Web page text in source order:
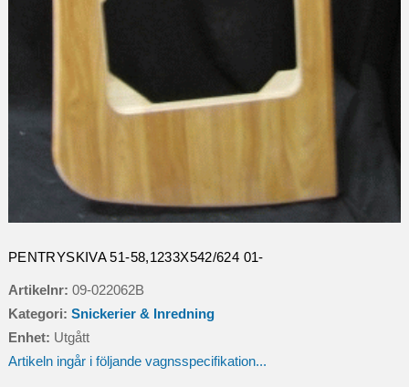
PENTRYSKIVA 51-58,1233X542/624 01-
Artikelnr: 09-022062B
Kategori: Snickerier & Inredning
Enhet: Utgått
Artikeln ingår i följande vagnsspecifikation...